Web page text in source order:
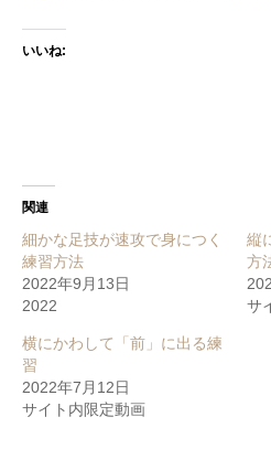
いいね:
関連
細かな足技が速攻で身につく
練習方法
2022年9月13日
2022
縦
方
サ
横にかわして「前」に出る練
習
2022年7月12日
サイト内限定動画